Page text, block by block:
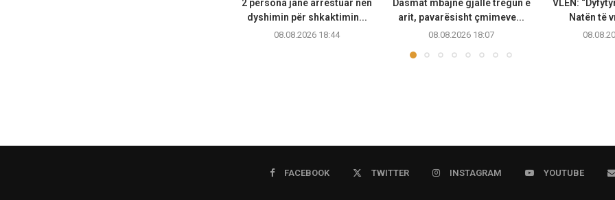
2 persona janë arrestuar nën
dyshimin për shkaktimin...
08.08.2026 18:44
Dasmat mbajnë gjallë tregun e
arit, pavarësisht çmimeve...
08.08.2026 18:07
VLEN:
Natën të
FACEBOOK TWITTER INSTAGRAM YOUTUBE